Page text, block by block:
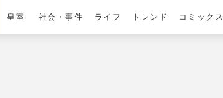
皇室 社会・事件 ライフ トレンド コミックス